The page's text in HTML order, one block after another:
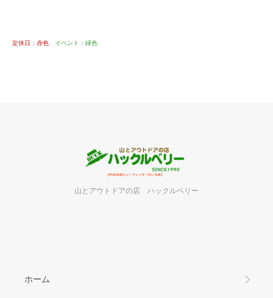
定休日：赤色 イベント：緑色
山とアウトドアの店 ハックルベリー
ホーム